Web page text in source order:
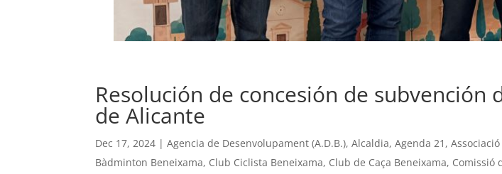
Resolución de concesión de subvención
de Alicante
Dec 17, 2024 |Agencia de Desenvolupament (A.D.B.),Alcaldia,Agenda 21 ,
Bàdminton Beneixama, Club Ciclista Beneixama, Club de Caça Beneixama, Comissió